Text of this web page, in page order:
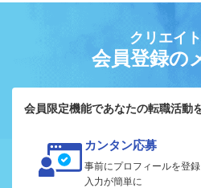
クリエイ
会員登録の
会員限定機能であなたの転職活動
カンタン応募
事前にプロフィールを登
入力が簡単に